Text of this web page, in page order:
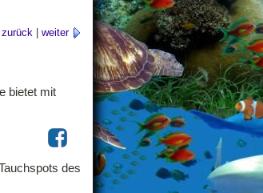
zurück | weiter
bietet mit
des